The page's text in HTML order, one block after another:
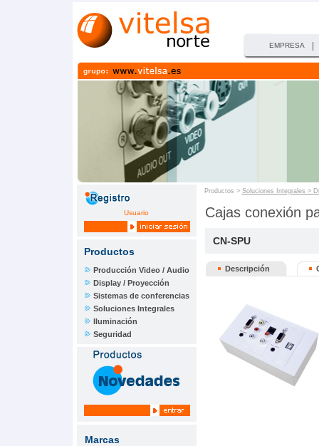
EMPRESA
Usuario
Productos
Producción Video / Audio
Display / Proyección
Sistemas de conferencias
Soluciones Integrales
Iluminación
Seguridad
Marcas
Productos > Soluciones Integrales >
Cajas conexión
CN-SPU
Descripción